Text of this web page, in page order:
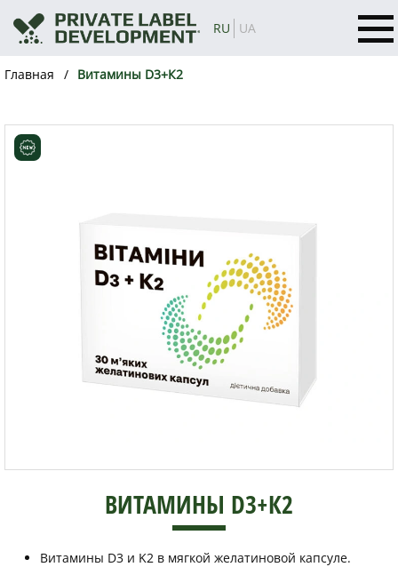
RU UA
Главная Витамины D3+К2
ВИТАМИНЫ D3+К2
Витамины D3 и K2 в мягкой желатиновой капсуле.